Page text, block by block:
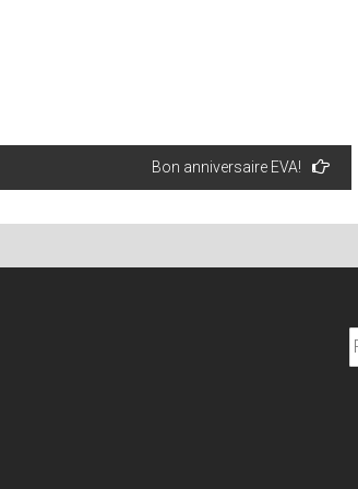
Bon anniversaire EVA!